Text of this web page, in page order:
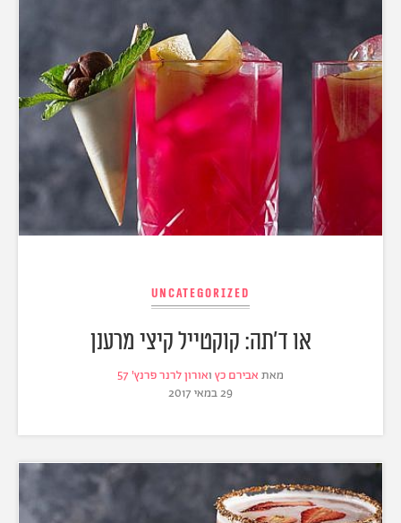
Uncategorized
או ד׳תה: קוקטייל קיצי מרענן
מאת אבירם כץ ואורון לרנר פרנץ' 57
29 במאי 2017